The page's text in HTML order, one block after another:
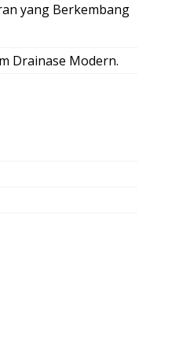
yang Berkembang
Drainase Modern.